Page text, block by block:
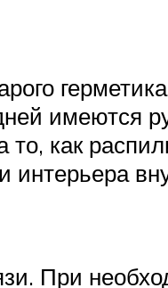
имеются
как
интерьера
При